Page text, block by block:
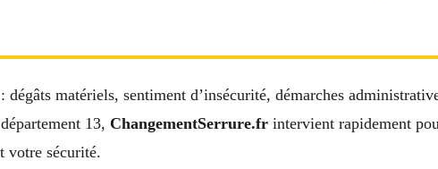
: dégâts matériels, sentiment d’insécurité, démarches
13, ChangementSerrure.fr intervient rapidement
votre sécurité.